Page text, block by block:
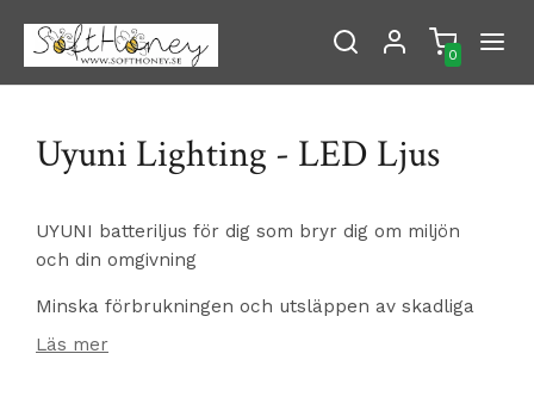
0
Uyuni Lighting - LED Ljus
UYUNI batteriljus för dig som bryr dig om miljön
och din omgivning
Minska förbrukningen och utsläppen av skadliga
kemikalier av vanliga blockljus/pelarljus, kronljus
Läs mer